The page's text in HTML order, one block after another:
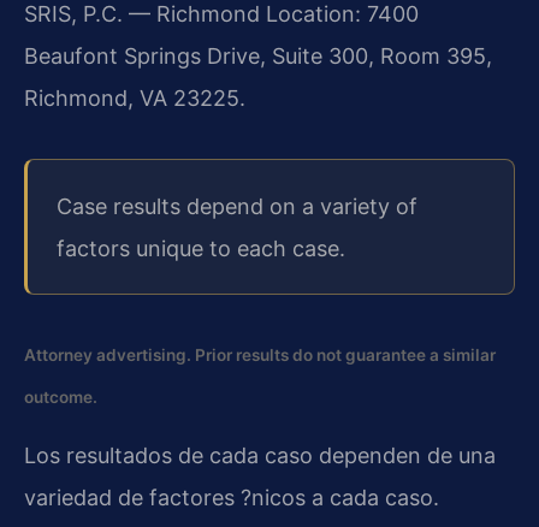
SRIS, P.C. — Richmond Location: 7400
Beaufont Springs Drive, Suite 300, Room 395,
Richmond, VA 23225.
Case results depend on a variety of
factors unique to each case.
Attorney advertising. Prior results do not guarantee a similar
outcome.
Los resultados de cada caso dependen de una
variedad de factores ?nicos a cada caso.